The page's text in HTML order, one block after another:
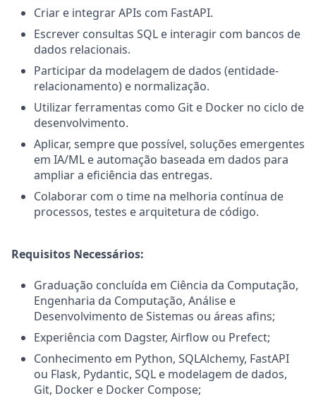
Criar e integrar APIs com FastAPI.
Escrever consultas SQL e interagir com bancos de
dados relacionais.
Participar da modelagem de dados (entidade-
relacionamento) e normalização.
Utilizar ferramentas como Git e Docker no ciclo de
desenvolvimento.
Aplicar, sempre que possível, soluções emergentes
em IA/ML e automação baseada em dados para
ampliar a eficiência das entregas.
Colaborar com o time na melhoria contínua de
processos, testes e arquitetura de código.
Requisitos Necessários:
Graduação concluída em Ciência da Computação,
Engenharia da Computação, Análise e
Desenvolvimento de Sistemas ou áreas afins;
Experiência com Dagster, Airflow ou Prefect;
Conhecimento em Python, SQLAlchemy, FastAPI
ou Flask, Pydantic, SQL e modelagem de dados,
Git, Docker e Docker Compose;